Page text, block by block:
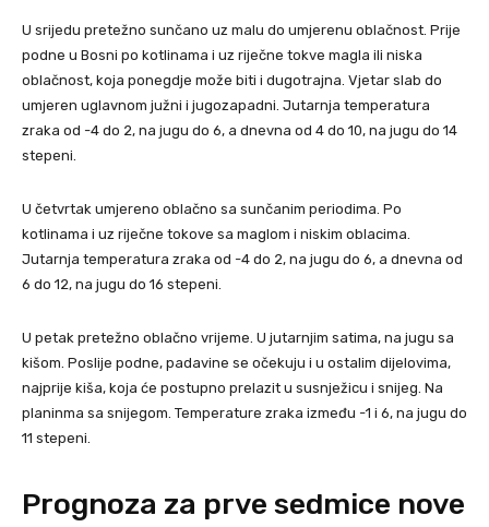
U srijedu pretežno sunčano uz malu do umjerenu oblačnost. Prije
podne u Bosni po kotlinama i uz riječne tokve magla ili niska
oblačnost, koja ponegdje može biti i dugotrajna. Vjetar slab do
umjeren uglavnom južni i jugozapadni. Jutarnja temperatura
zraka od -4 do 2, na jugu do 6, a dnevna od 4 do 10, na jugu do 14
stepeni.
U četvrtak umjereno oblačno sa sunčanim periodima. Po
kotlinama i uz riječne tokove sa maglom i niskim oblacima.
Jutarnja temperatura zraka od -4 do 2, na jugu do 6, a dnevna od
6 do 12, na jugu do 16 stepeni.
U petak pretežno oblačno vrijeme. U jutarnjim satima, na jugu sa
kišom. Poslije podne, padavine se očekuju i u ostalim dijelovima,
najprije kiša, koja će postupno prelazit u susnježicu i snijeg. Na
planinma sa snijegom. Temperature zraka između -1 i 6, na jugu do
11 stepeni.
Prognoza za prve sedmice nove